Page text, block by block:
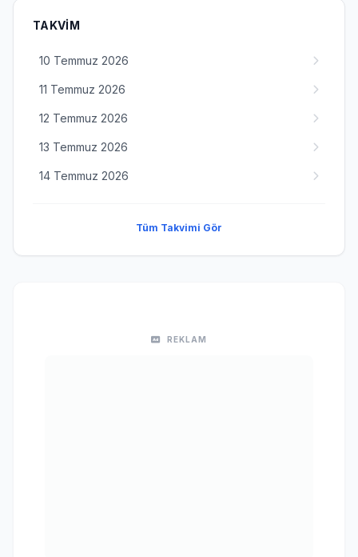
TAKVIM
10 Temmuz 2026
11 Temmuz 2026
12 Temmuz 2026
13 Temmuz 2026
14 Temmuz 2026
Tüm Takvimi Gör
REKLAM